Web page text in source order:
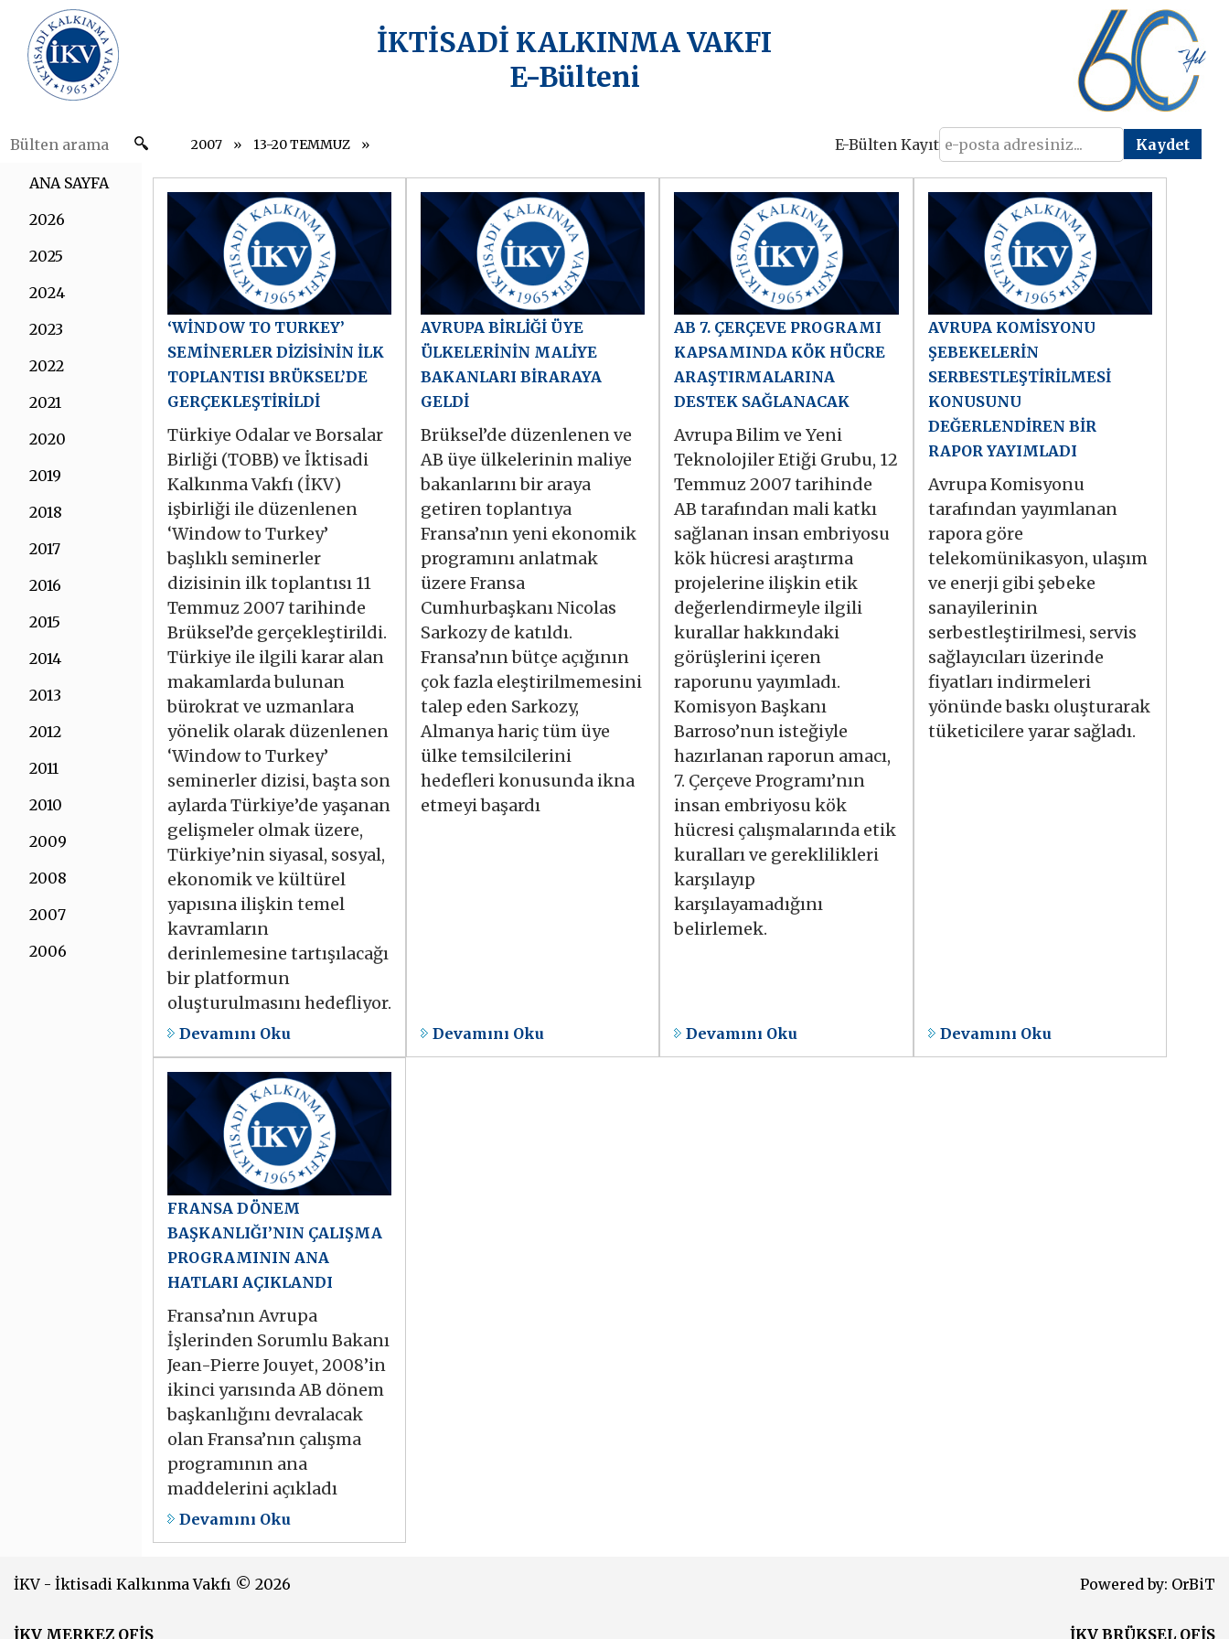
İKTİSADİ KALKINMA VAKFI
E-Bülteni
2007 13-20 TEMMUZ E-Bülten Kayıt
ANA SAYFA
2026
2025
2024
2023
2022
2021
2020
2019
2018
2017
2016
2015
2014
2013
2012
2011
2010
2009
2008
2007
2006
‘WİNDOW TO TURKEY’
SEMİNERLER DİZİSİNİN İLK
TOPLANTISI BRÜKSEL’DE
GERÇEKLEŞTİRİLDİ
Türkiye Odalar ve Borsalar
Birliği (TOBB) ve İktisadi
Kalkınma Vakfı (İKV)
işbirliği ile düzenlenen
‘Window to Turkey’
başlıklı seminerler
dizisinin ilk toplantısı 11
Temmuz 2007 tarihinde
Brüksel’de gerçekleştirildi.
Türkiye ile ilgili karar alan
makamlarda bulunan
bürokrat ve uzmanlara
yönelik olarak düzenlenen
‘Window to Turkey’
seminerler dizisi, başta son
aylarda Türkiye’de yaşanan
gelişmeler olmak üzere,
Türkiye’nin siyasal, sosyal,
ekonomik ve kültürel
yapısına ilişkin temel
kavramların
derinlemesine tartışılacağı
bir platformun
oluşturulmasını hedefliyor.
Devamını Oku
AVRUPA BİRLİĞİ ÜYE
ÜLKELERİNİN MALİYE
BAKANLARI BİRARAYA
GELDİ
Brüksel’de düzenlenen ve
AB üye ülkelerinin maliye
bakanlarını bir araya
getiren toplantıya
Fransa’nın yeni ekonomik
programını anlatmak
üzere Fransa
Cumhurbaşkanı Nicolas
Sarkozy de katıldı.
Fransa’nın bütçe açığının
çok fazla eleştirilmemesini
talep eden Sarkozy,
Almanya hariç tüm üye
ülke temsilcilerini
hedefleri konusunda ikna
etmeyi başardı
Devamını Oku
AB 7. ÇERÇEVE PROGRAMI
KAPSAMINDA KÖK HÜCRE
ARAŞTIRMALARINA
DESTEK SAĞLANACAK
Avrupa Bilim ve Yeni
Teknolojiler Etiği Grubu, 12
Temmuz 2007 tarihinde
AB tarafından mali katkı
sağlanan insan embriyosu
kök hücresi araştırma
projelerine ilişkin etik
değerlendirmeyle ilgili
kurallar hakkındaki
görüşlerini içeren
raporunu yayımladı.
Komisyon Başkanı
Barroso’nun isteğiyle
hazırlanan raporun amacı,
7. Çerçeve Programı’nın
insan embriyosu kök
hücresi çalışmalarında etik
kuralları ve gereklilikleri
karşılayıp
karşılayamadığını
belirlemek.
Devamını Oku
AVRUPA KOMİSYONU
ŞEBEKELERİN
SERBESTLEŞTİRİLMESİ
KONUSUNU
DEĞERLENDİREN BİR
RAPOR YAYIMLADI
Avrupa Komisyonu
tarafından yayımlanan
rapora göre
telekomünikasyon, ulaşım
ve enerji gibi şebeke
sanayilerinin
serbestleştirilmesi, servis
sağlayıcıları üzerinde
fiyatları indirmeleri
yönünde baskı oluşturarak
tüketicilere yarar sağladı.
Devamını Oku
FRANSA DÖNEM
BAŞKANLIĞI’NIN ÇALIŞMA
PROGRAMININ ANA
HATLARI AÇIKLANDI
Fransa’nın Avrupa
İşlerinden Sorumlu Bakanı
Jean-Pierre Jouyet, 2008’in
ikinci yarısında AB dönem
başkanlığını devralacak
olan Fransa’nın çalışma
programının ana
maddelerini açıkladı
Devamını Oku
İKV - İktisadi Kalkınma Vakfı © 2026 Powered by: OrBiT
İKV MERKEZ OFİS İKV BRÜKSEL OFİS